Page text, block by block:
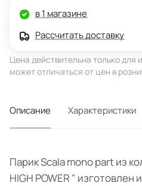
в 1 магазине
Рассчитать доставку
Цена действительна только для
может отличаться от цен в
Описание Характеристики
Парик Scala mono part из
HIGH POWER " изготовлен